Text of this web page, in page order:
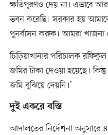
ক্ষতিপূরণও দেয় না। এভাবে
ভবন করেছি। সরকার হয়
পুনর্বাসন করুক। আমরা খাজনা
চিড়িয়াখানার পরিচালক
জমির টাকা দেওয়া হয়েছে।
জমি বুঝিয়ে দেয়নি।’
দুই একরে বস্তি
আদালতের নির্দেশনা